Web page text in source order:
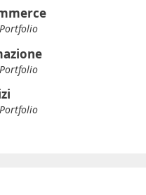
Portfolio
Portfolio
Portfolio